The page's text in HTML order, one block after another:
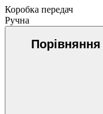
Коробка передач
Ручна